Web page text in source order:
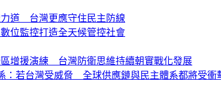
力道 台灣更應守住民主防線
位監控打造全天候管控社會
增援演練 台灣防衛思維持續朝實戰化發展
：若台灣受威脅 全球供應鏈與民主體系都將受衝